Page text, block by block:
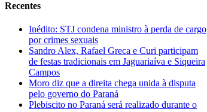
Recentes
Inédito: STJ condena ministro à perda de cargo
por crimes sexuais
Sandro Alex, Rafael Greca e Curi participam
de festas tradicionais em Jaguariaíva e Siqueira
Campos
Moro diz que a direita chega unida à disputa
pelo governo do Paraná
Plebiscito no Paraná será realizado durante o